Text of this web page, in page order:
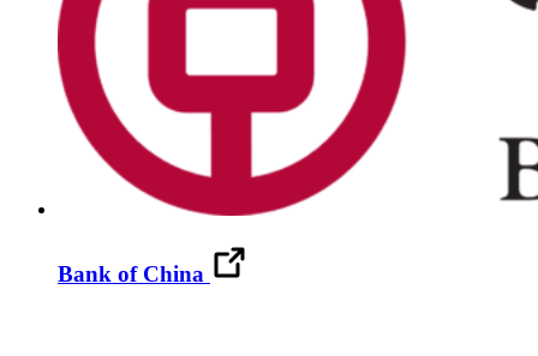
Bank of China